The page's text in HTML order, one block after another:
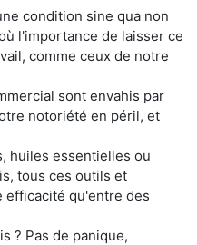
condition sine qua non
l'importance de laisser ce
comme ceux de notre
sont envahis par
notoriété en péril, et
huiles essentielles ou
tous ces outils et
efficacité qu'entre des
? Pas de panique,